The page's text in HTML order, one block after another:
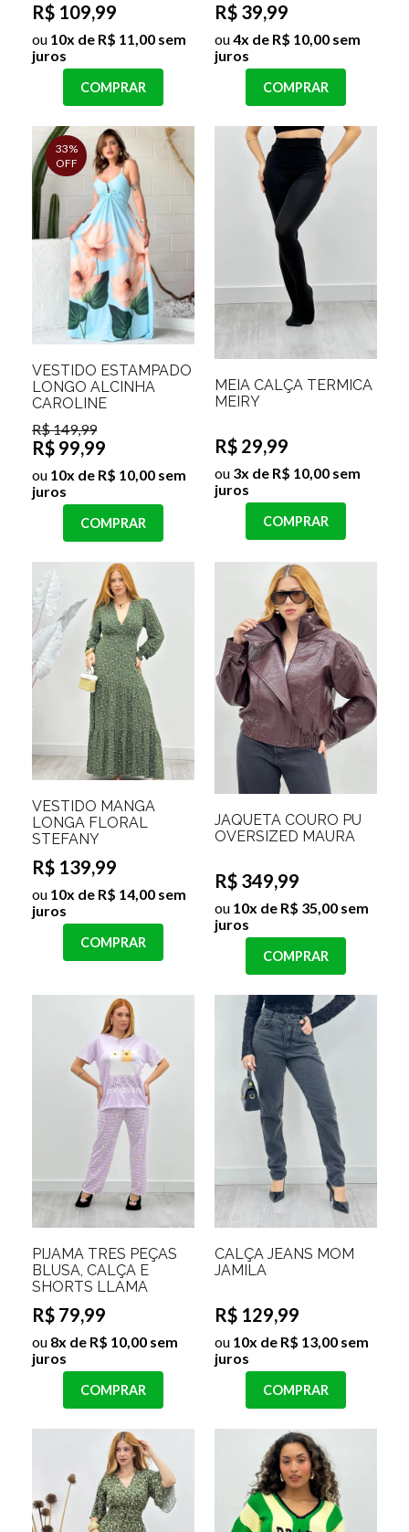
R$ 109,99
ou 10x de R$ 11,00 sem
juros
COMPRAR
R$ 39,99
ou4x de R$ 10,00 sem
juros
COMPRAR
33%
OFF
VESTIDO ESTAMPADO
LONGO ALCINHA
CAROLINE
R$ 149,99
R$ 99,99
ou 10x de R$ 10,00 sem
juros
COMPRAR
MEIA CALÇA TERMICA
MEIRY
R$ 29,99
ou 3x de R$ 10,00 sem
juros
COMPRAR
VESTIDO MANGA
LONGA FLORAL
STEFANY
R$ 139,99
ou 10x de R$ 14,00 sem
juros
COMPRAR
JAQUETA COURO PU
OVERSIZED MAURA
R$ 349,99
ou 10x de R$ 35,00 sem
juros
COMPRAR
PIJAMA TRES PEÇAS
BLUSA, CALÇA E
SHORTS LLAMA
R$ 79,99
ou 8x de R$ 10,00 sem
juros
COMPRAR
CALÇA JEANS MOM
JAMILA
R$ 129,99
ou 10x de R$ 13,00 sem
juros
COMPRAR